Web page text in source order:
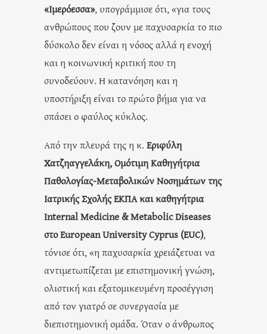
«Ιμερόεσσα», υπογράμμισε ότι, «για τους
ανθρώπους που ζουν με παχυσαρκία το πιο
δύσκολο δεν είναι η νόσος αλλά η ενοχή
και η κοινωνική κριτική που τη
συνοδεύουν. Η κατανόηση και η
υποστήριξη είναι το πρώτο βήμα για να
σπάσει ο φαύλος κύκλος.
Από την πλευρά της η κ. Εριφύλη
Χατζηαγγελάκη, Ομότιμη Καθηγήτρια
Παθολογίας-Μεταβολικών Νοσημάτων της
Ιατρικής Σχολής ΕΚΠΑ και καθηγήτρια
Internal Medicine & Metabolic Diseases
στο European University Cyprus (EUC),
τόνισε ότι, «η παχυσαρκία χρειάζετυαι να
αντιμετωπίζεται με επιστημονική γνώση,
ολιστική και εξατομικευμένη προσέγγιση
από τον γιατρό σε συνεργασία με
διεπιστημονική ομάδα. Όταν ο άνθρωπος